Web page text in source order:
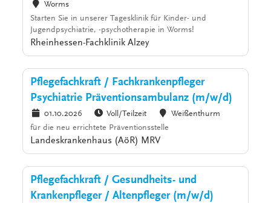
Worms
Starten Sie in unserer Tagesklinik für Kinder- und
Jugendpsychiatrie, -psychotherapie in Worms!
Rheinhessen-Fachklinik Alzey
Pflegefachkraft / Fachkrankenpfleger
Psychiatrie Präventionsambulanz (m/w/d)
01.10.2026 Voll/Teilzeit
Weißenthurm
für die neu errichtete Präventionsstelle
Landeskrankenhaus (AöR) MRV
Pflegefachkraft / Gesundheits- und
Krankenpfleger / Altenpfleger (m/w/d)